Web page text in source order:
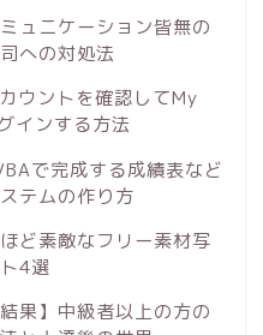
ュニケーション皆無の
への対処法
ウントを確認してMy
インする方法
で完成する成績表など
テムの作り方
ど素敵なフリー素材写
4選
果】中級者以上の方の